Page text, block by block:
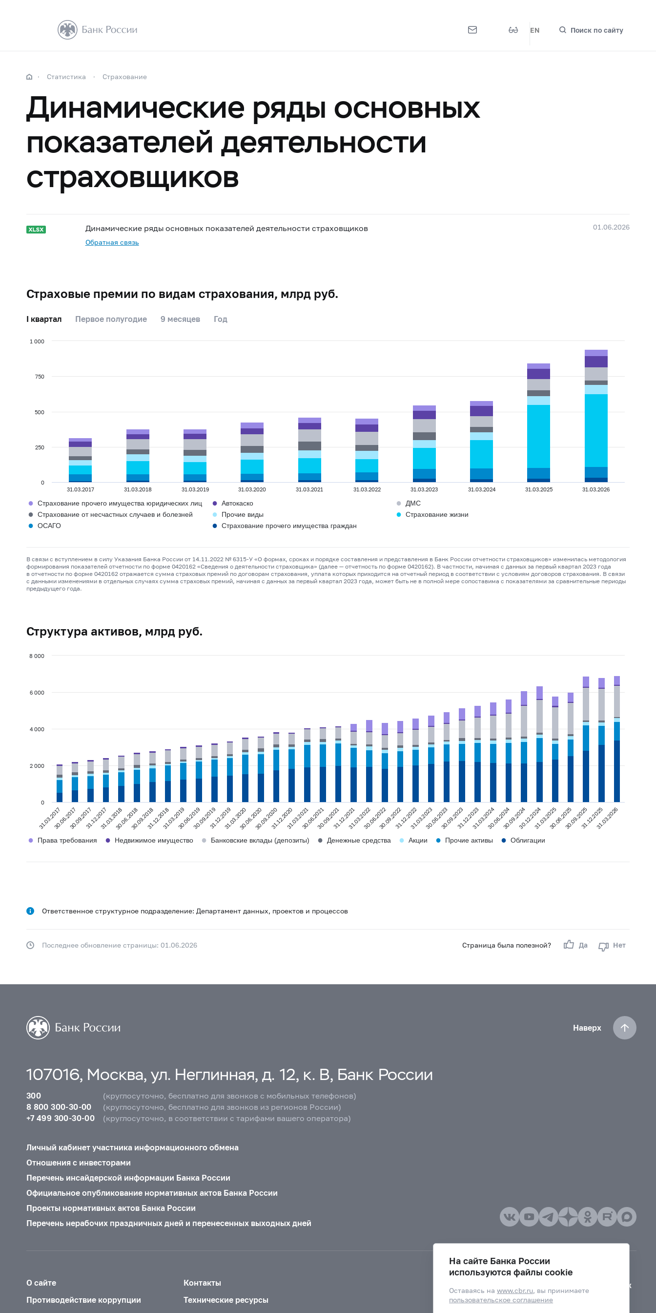
EN Поиск по сайту
Статистика Страхование
Динамические ряды основных
показателей деятельности
страховщиков
01.06.2026
Динамические ряды основных показателей деятельности страховщиков
Обратная связь
Страховые премии по видам страхования, млрд руб.
I квартал Первое полугодие 9 месяцев Год
31.03.2017 31.03.2018 31.03.2019 31.03.2020 31.03.2021 31.03.2022 31.03.2023 31.03.2024 31.03.2025 31.03.2026
0
250
500
750
1 000
● Страхование прочего имущества юридических лиц ● Автокаско ● ДМС
● Страхование от несчастных случаев и болезней ● Прочие виды ● Страхование жизни
● ОСАГО ● Страхование прочего имущества граждан
В связи с вступлением в силу Указания Банка России от 14.11.2022 № 6315-У«О формах, сроках и порядке составления и представления в Банк России отчетности страховщиков» изменилась методология
формирования показателей отчетности по форме 0420162 «Сведения о деятельности страховщика» (далее — отчетность по форме 0420162). В частности, начиная с данных за первый квартал 2023 года
в отчетности по форме 0420162 отражается сумма страховых премий по договорам страхования, уплата которых приходится на отчетный период в соответствии с условиям договоров страхования. В связи
с данными изменениями в отдельных случаях сумма страховых премий, начиная с данных за первый квартал 2023 года, может быть не в полной мере сопоставима с показателями за сравнительные периоды
предыдущего года.
Структура активов, млрд руб.
31.03.201730.06.201730.09.201731.12.201731.03.201830.06.201830.09.201831.12.201831.03.201930.06.201930.09.201931.12.201931.03.202030.06.202030.09.202031.12.202031.03.202130.06.202130.09.202131.12.202131.03.202230.06.202230.09.202231.12.202231.03.202330.06.202330.09.202331.12.202331.03.202430.06.202430.09.202430.12.202431.03.202530.06.202530.09.202531.12.202531.03.2026
0
2 000
4 000
6 000
8 000
● Права требования ● Недвижимое имущество ● Банковские вклады (депозиты) ● Денежные средства ● Акции ● Прочие активы ● Облигации
Ответственное структурное подразделение: Департамент данных, проектов и процессов
Страница была полезной? Да Нет
Последнее обновление страницы: 01.06.2026
Наверх
107016, Москва, ул. Неглинная, д. 12, к. В, Банк России
300
(круглосуточно, бесплатно для звонков с мобильных телефонов)
8 800 300-30-00
(круглосуточно, бесплатно для звонков из регионов России)
+7 499 300-30-00
(круглосуточно, в соответствии с тарифами вашего оператора)
Личный кабинет участника информационного обмена
Отношения с инвесторами
Перечень инсайдерской информации Банка России
Официальное опубликование нормативных актов Банка России
Проекты нормативных актов Банка России
Перечень нерабочих праздничных дней и перенесенных выходных дней
О сайте
Контакты
Противодействие коррупции
Технические ресурсы
Версия для слабовидящих
На сайте Банка России
используются файлы cookie
Оставаясь наwww.cbr.ru, вы принимаете
пользовательское соглашение